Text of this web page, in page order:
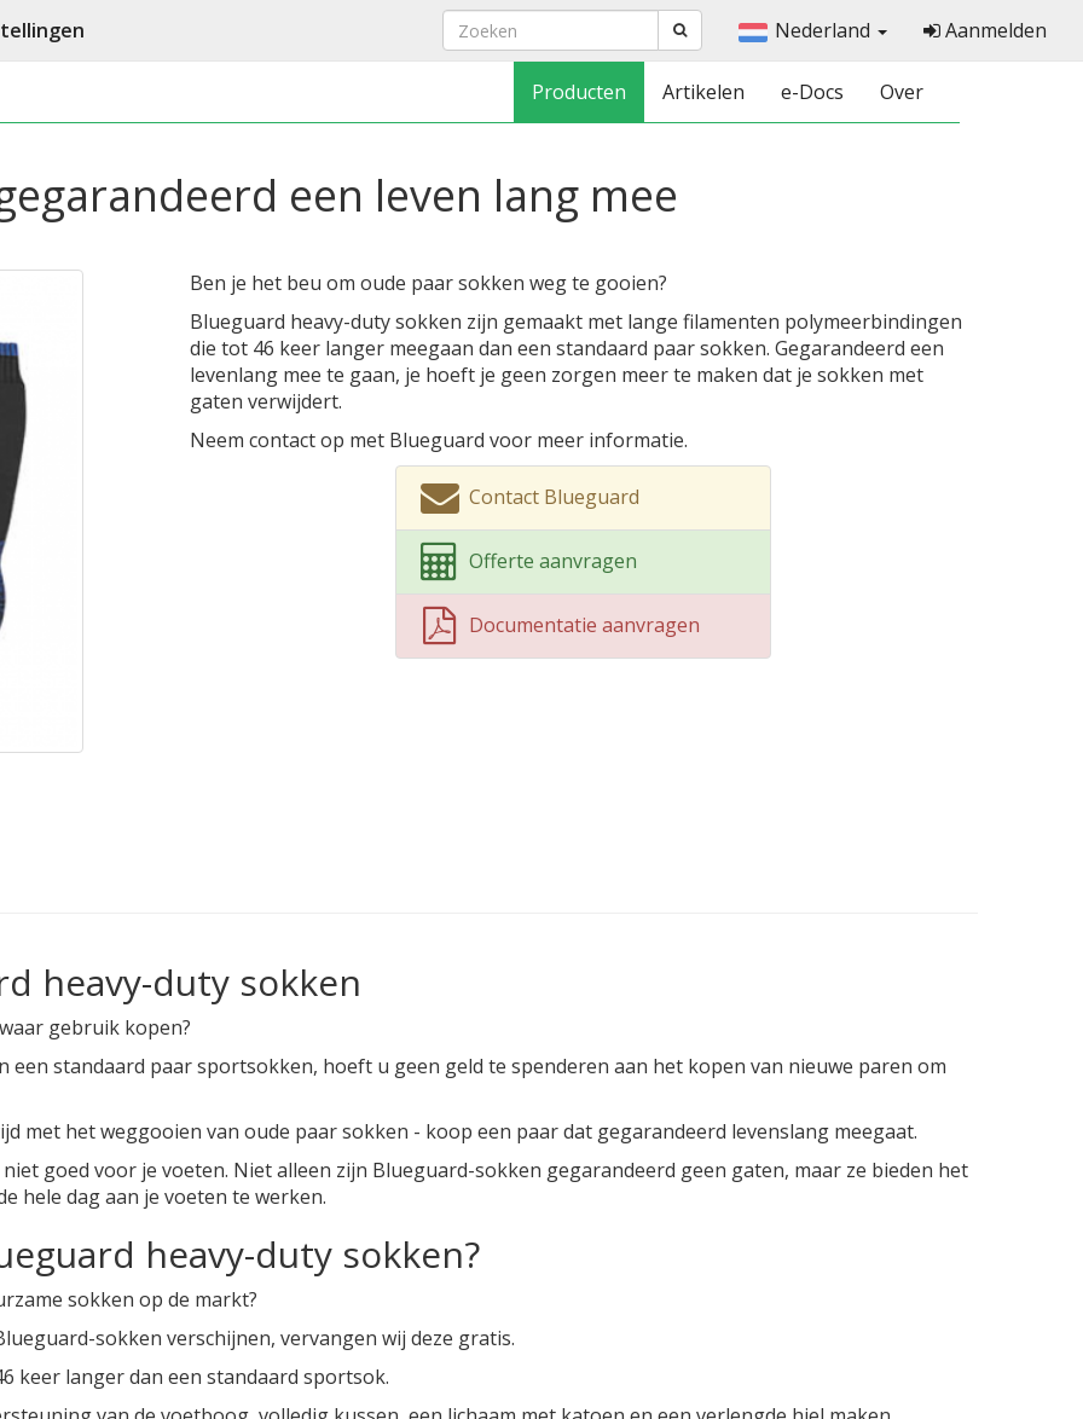
Nederland Aanmelden
Producten Artikelen e-Docs Over
een leven lang mee
Ben je het beu om oude paar sokken weg te gooien?
Blueguard heavy-duty sokken zijn gemaakt met lange filamenten polymeerbindingen
die tot 46 keer langer meegaan dan een standaard paar sokken. Gegarandeerd een
levenlang mee te gaan, je hoeft je geen zorgen meer te maken dat je sokken met
gaten verwijdert.
Neem contact op met Blueguard voor meer informatie.
Contact Blueguard
Offerte aanvragen
Documentatie aanvragen
heavy-duty sokken
gebruik kopen?
een standaard paar sportsokken, hoeft u geen geld te spenderen aan het kopen van nieuwe paren om
met het weggooien van oude paar sokken - koop een paar dat gegarandeerd levenslang meegaat.
goed voor je voeten. Niet alleen zijn Blueguard-sokken gegarandeerd geen gaten, maar ze bieden het
hele dag aan je voeten te werken.
heavy-duty sokken?
sokken op de markt?
sokken verschijnen, vervangen wij deze gratis.
keer langer dan een standaard sportsok.